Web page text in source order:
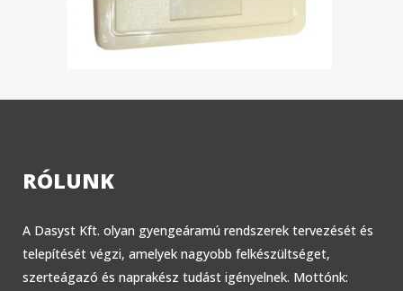
RÓLUNK
A Dasyst Kft. olyan gyengeáramú rendszerek tervezését és
telepítését végzi, amelyek nagyobb felkészültséget,
szerteágazó és naprakész tudást igényelnek. Mottónk: